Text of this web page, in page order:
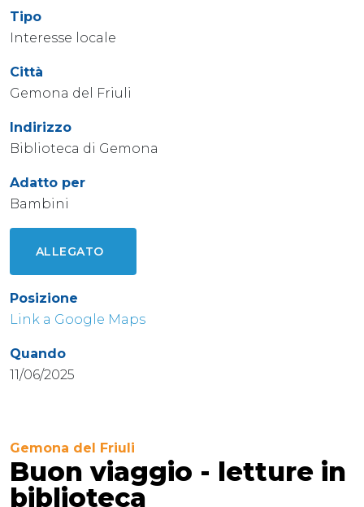
Tipo
Interesse locale
Città
Gemona del Friuli
Indirizzo
Biblioteca di Gemona
Adatto per
Bambini
ALLEGATO
Posizione
Link a Google Maps
Quando
11/06/2025
Gemona del Friuli
Buon viaggio - letture in
biblioteca